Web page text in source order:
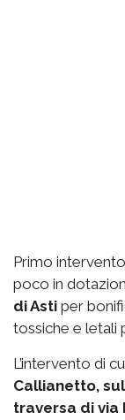
Primo
poco in
di Asti per
tossiche e letali
L’intervento di
Callianetto,
traversa di via